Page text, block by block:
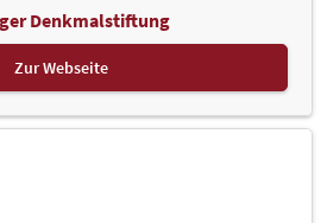
Denkmalstiftung
Zur Webseite